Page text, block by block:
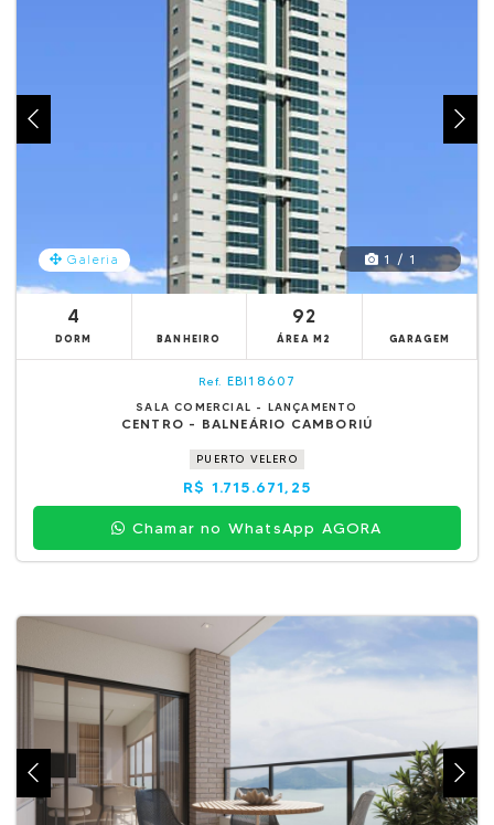
Galeria 1 / 1
4
DORM BANHEIRO
92
ÁREA M2 GARAGEM
Ref. EBI18607
SALA COMERCIAL - LANÇAMENTO
CENTRO - BALNEÁRIO CAMBORIÚ
PUERTO VELERO
R$ 1.715.671,25
Chamar no WhatsApp AGORA